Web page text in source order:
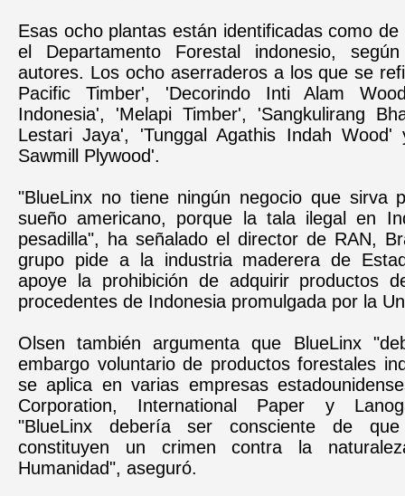
Esas ocho plantas están identificadas como
el Departamento Forestal indonesio,
autores. Los ocho aserraderos a los que se
Pacific Timber', 'Decorindo Inti Alam
Indonesia', 'Melapi Timber', 'Sangkulirang
Lestari Jaya', 'Tunggal Agathis Indah Wood'
Sawmill Plywood'.
"BlueLinx no tiene ningún negocio que sirva
sueño americano, porque la tala ilegal en
pesadilla", ha señalado el director de RAN,
grupo pide a la industria maderera de
apoye la prohibición de adquirir productos
procedentes de Indonesia promulgada por la
Olsen también argumenta que BlueLinx
embargo voluntario de productos forestales
se aplica en varias empresas
Corporation, International Paper y
"BlueLinx debería ser consciente de
constituyen un crimen contra la
Humanidad", aseguró.